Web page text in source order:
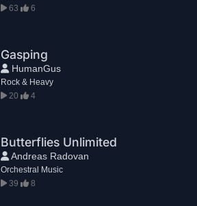
63
6
Gasping
HumanGus
Rock & Heavy
20
4
Butterflies Unlimited
Andreas Radovan
Orchestral Music
39
8